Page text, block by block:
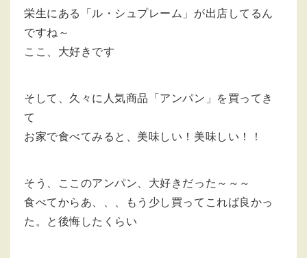
栄生にある「ル・シュプレーム」が出店してるん
ですね～
ここ、大好きです
そして、久々に人気商品「アンパン」を買ってき
て
お家で食べてみると、美味しい！美味しい！！
そう、ここのアンパン、大好きだった～～～
食べてからあ、、、もう少し買ってこれば良かっ
た。と後悔したくらい